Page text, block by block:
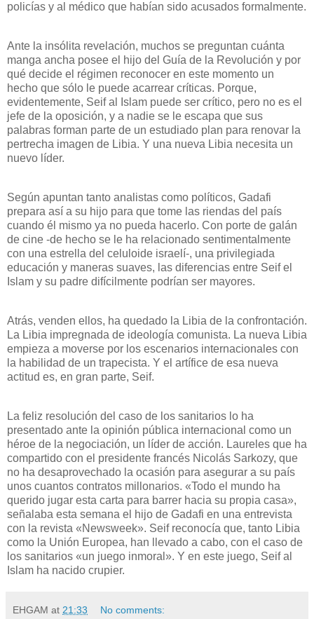
policías y al médico que habían sido acusados formalmente.
Ante la insólita revelación, muchos se preguntan cuánta
manga ancha posee el hijo del Guía de la Revolución y por
qué decide el régimen reconocer en este momento un
hecho que sólo le puede acarrear críticas. Porque,
evidentemente, Seif al Islam puede ser crítico, pero no es el
jefe de la oposición, y a nadie se le escapa que sus
palabras forman parte de un estudiado plan para renovar la
pertrecha imagen de Libia. Y una nueva Libia necesita un
nuevo líder.
Según apuntan tanto analistas como políticos, Gadafi
prepara así a su hijo para que tome las riendas del país
cuando él mismo ya no pueda hacerlo. Con porte de galán
de cine -de hecho se le ha relacionado sentimentalmente
con una estrella del celuloide israelí-, una privilegiada
educación y maneras suaves, las diferencias entre Seif el
Islam y su padre difícilmente podrían ser mayores.
Atrás, venden ellos, ha quedado la Libia de la confrontación.
La Libia impregnada de ideología comunista. La nueva Libia
empieza a moverse por los escenarios internacionales con
la habilidad de un trapecista. Y el artífice de esa nueva
actitud es, en gran parte, Seif.
La feliz resolución del caso de los sanitarios lo ha
presentado ante la opinión pública internacional como un
héroe de la negociación, un líder de acción. Laureles que ha
compartido con el presidente francés Nicolás Sarkozy, que
no ha desaprovechado la ocasión para asegurar a su país
unos cuantos contratos millonarios. «Todo el mundo ha
querido jugar esta carta para barrer hacia su propia casa»,
señalaba esta semana el hijo de Gadafi en una entrevista
con la revista «Newsweek». Seif reconocía que, tanto Libia
como la Unión Europea, han llevado a cabo, con el caso de
los sanitarios «un juego inmoral». Y en este juego, Seif al
Islam ha nacido crupier.
EHGAM at 21:33 No comments: